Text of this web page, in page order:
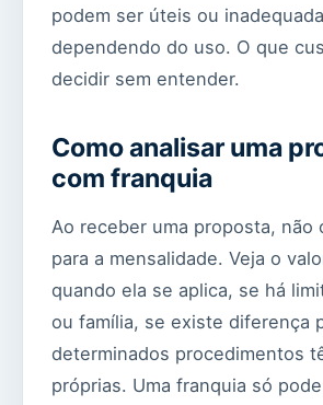
podem ser úteis ou
dependendo do uso. O que
decidir sem entender.
Como analisar uma
com franquia
Ao receber uma proposta, não
para a mensalidade. Veja o
quando ela se aplica, se há
ou família, se existe diferença
determinados procedimentos
próprias. Uma franquia só